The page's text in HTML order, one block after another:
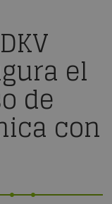
el
de
con